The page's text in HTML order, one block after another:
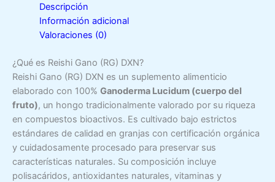
Descripción
Información adicional
Valoraciones (0)
¿Qué es Reishi Gano (RG) DXN?
Reishi Gano (RG) DXN es un suplemento alimenticio
elaborado con 100% Ganoderma Lucidum (cuerpo del
fruto), un hongo tradicionalmente valorado por su riqueza
en compuestos bioactivos. Es cultivado bajo estrictos
estándares de calidad en granjas con certificación orgánica
y cuidadosamente procesado para preservar sus
características naturales. Su composición incluye
polisacáridos, antioxidantes naturales, vitaminas y